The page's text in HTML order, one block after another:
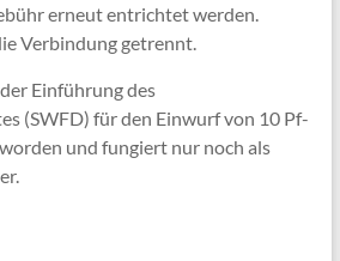
erneut entrichtet werden.
Verbindung getrennt.
Einführung des
(SWFD) für den Einwurf von 10 Pf-
und fungiert nur noch als